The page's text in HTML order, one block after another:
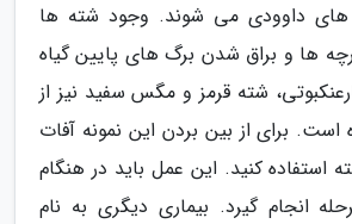
داوودی می شوند. وجود شته ها
ها و براق شدن برگ های پایین گیاه
شته قرمز و مگس سفید نیز از
است. برای از بین بردن این نمونه آفات
کنید. این عمل باید در هنگام
انجام گیرد. بیماری دیگری به نام